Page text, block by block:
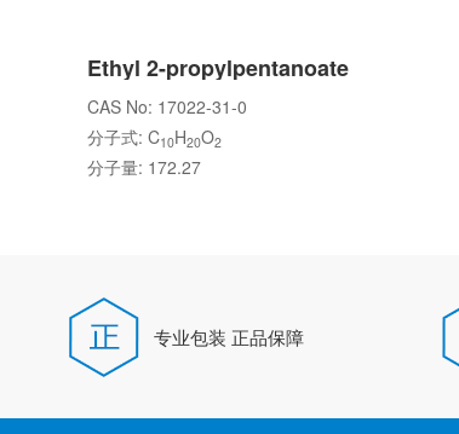
Ethyl 2-propylpentanoate
CAS No: 17022-31-0
分子式: C10H20O2
分子量: 172.27
专业包装 正品保障